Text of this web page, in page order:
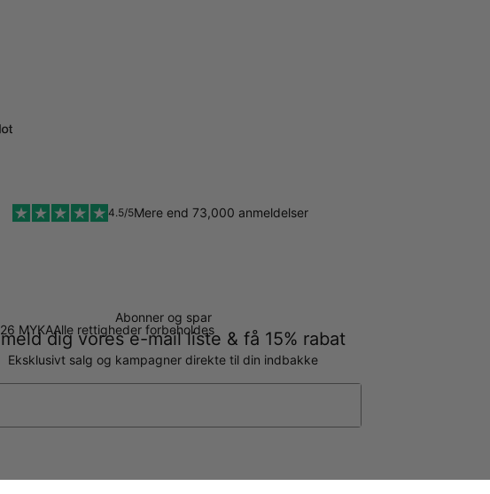
Abonner og spar
dig vores e-mail liste & få 15% rabat
Eksklusivt salg og kampagner direkte til din indbakke
4.5/5Mere end 73,000 anmeldelser
MYKAAlle rettigheder forbeholdes